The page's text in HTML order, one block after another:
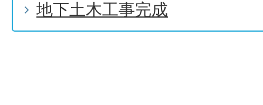
地下土木工事完成